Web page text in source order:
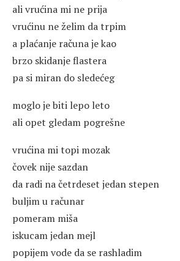
ali vrućina mi ne prija
vrućinu ne želim da trpim
a plaćanje računa je kao
brzo skidanje flastera
pa si miran do sledećeg
moglo je biti lepo leto
ali opet gledam pogrešne
vrućina mi topi mozak
čovek nije sazdan
da radi na četrdeset jedan stepen
buljim u računar
pomeram miša
iskucam jedan mejl
popijem vode da se rashladim